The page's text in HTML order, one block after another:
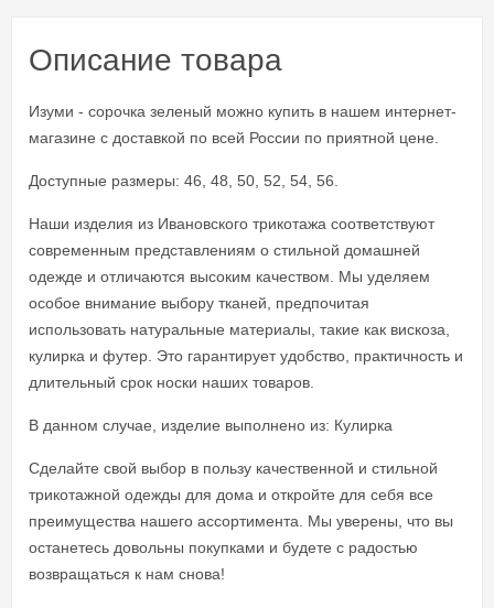
Описание товара
Изуми - сорочка зеленый можно купить в нашем интернет-
магазине с доставкой по всей России по приятной цене.
Доступные размеры: 46, 48, 50, 52, 54, 56.
Наши изделия из Ивановского трикотажа соответствуют
современным представлениям о стильной домашней
одежде и отличаются высоким качеством. Мы уделяем
особое внимание выбору тканей, предпочитая
использовать натуральные материалы, такие как вискоза,
кулирка и футер. Это гарантирует удобство, практичность и
длительный срок носки наших товаров.
В данном случае, изделие выполнено из: Кулирка
Сделайте свой выбор в пользу качественной и стильной
трикотажной одежды для дома и откройте для себя все
преимущества нашего ассортимента. Мы уверены, что вы
останетесь довольны покупками и будете с радостью
возвращаться к нам снова!